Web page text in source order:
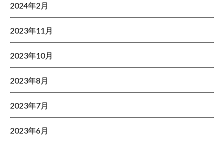
2024年2月
2023年11月
2023年10月
2023年8月
2023年7月
2023年6月